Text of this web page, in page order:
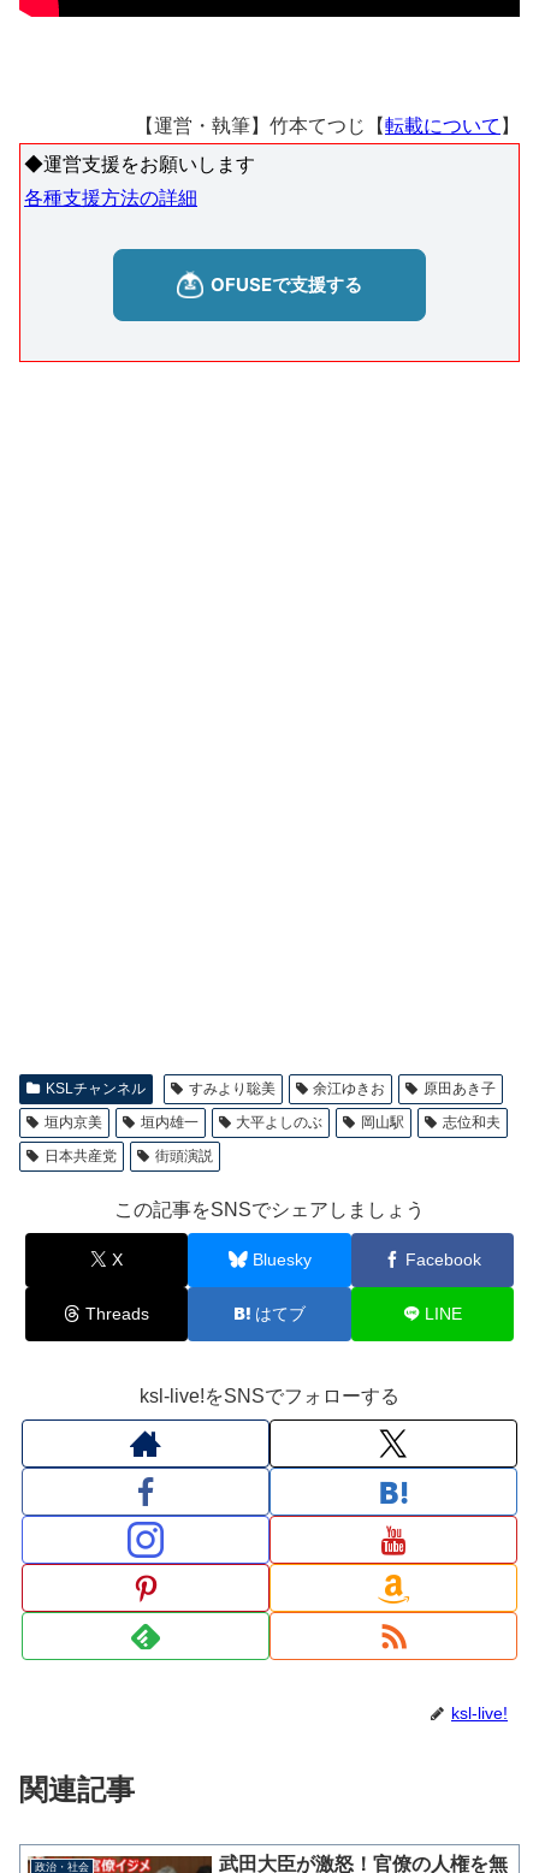
【運営・執筆】竹本てつじ【転載について 】
◆運営支援をお願いします
各種支援方法の詳細
KSLチャンネル すみより聡美 余江ゆきお
原田あき子
垣内京美
垣内雄一 大平よしのぶ 岡山駅
志位和夫
日本共産党
街頭演説
この記事をSNSでシェアしましょう
X Bluesky Facebook
Threads はてブ LINE
ksl-live!をSNSでフォローする
ksl-live!
関連記事
政治・社会 武田大臣が激怒！官僚の人権を無